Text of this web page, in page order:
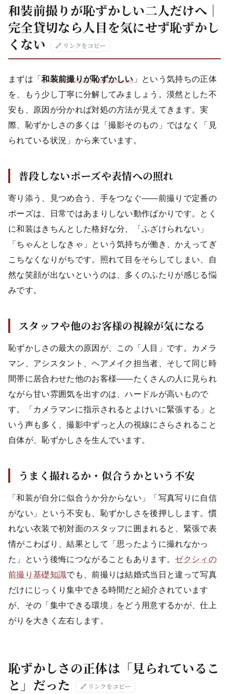
和装前撮りが恥ずかしい二人だけへ｜
完全貸切なら人目を気にせず恥ずかし
くない
🔗 リンクをコピー
まずは「和装前撮りが恥ずかしい」という気持ちの正体
を、もう少し丁寧に分解してみましょう。漠然とした不
安も、原因が分かれば対処の方法が見えてきます。実
際、恥ずかしさの多くは「撮影そのもの」ではなく「見
られている状況」から来ています。
普段しないポーズや表情への照れ
寄り添う、見つめ合う、手をつなぐ——前撮りで定番の
ポーズは、日常ではあまりしない動作ばかりです。とく
に和装はきちんとした格好な分、「ふざけられない」
「ちゃんとしなきゃ」という気持ちが働き、かえってぎ
こちなくなりがちです。照れて目をそらしてしまい、自
然な笑顔が出ないというのは、多くのふたりが感じる悩
みです。
スタッフや他のお客様の視線が気になる
恥ずかしさの最大の原因が、この「人目」です。カメラ
マン、アシスタント、ヘアメイク担当者、そして同じ時
間帯に居合わせた他のお客様——たくさんの人に見られ
ながら甘い雰囲気を出すのは、ハードルが高いもので
す。「カメラマンに指示されるとよけいに緊張する」と
いう声も多く、撮影中ずっと人の視線にさらされること
自体が、恥ずかしさを生んでいます。
うまく撮れるか・似合うかという不安
「和装が自分に似合うか分からない」「写真写りに自信
がない」という不安も、恥ずかしさを後押しします。慣
れない衣装で初対面のスタッフに囲まれると、緊張で表
情がこわばり、結果として「思ったように撮れなかっ
た」という後悔につながることもあります。 ゼクシィの
前撮り基礎知識でも、前撮りは結婚式当日と違って写真
だけにじっくり集中できる時間だと紹介されています
が、その「集中できる環境」をどう用意するかが、仕上
がりを大きく左右します。
恥ずかしさの正体は「見られているこ
と」だった
🔗 リンクをコピー